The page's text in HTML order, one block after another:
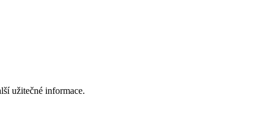
užitečné informace.